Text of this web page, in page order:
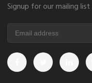
Signup for our mailing